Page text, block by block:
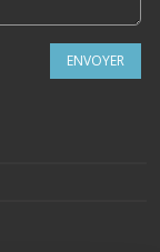
ENVOYER